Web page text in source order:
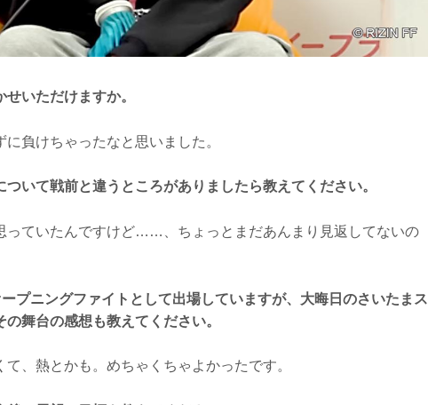
いただけますか。
負けちゃったなと思いました。
いて戦前と違うところがありましたら教えてください。
ていたんですけど……、ちょっとまだあんまり見返してないの
プニングファイトとして出場していますが、大晦日のさいたまス
舞台の感想も教えてください。
、熱とかも。めちゃくちゃよかったです。